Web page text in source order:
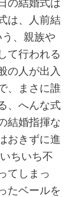
は、人前結
、親族や
て行われる
の人が出入
、まさに誰
、へんな式
結婚指揮な
おきずに進
ちいち不
てしまっ
たベールを